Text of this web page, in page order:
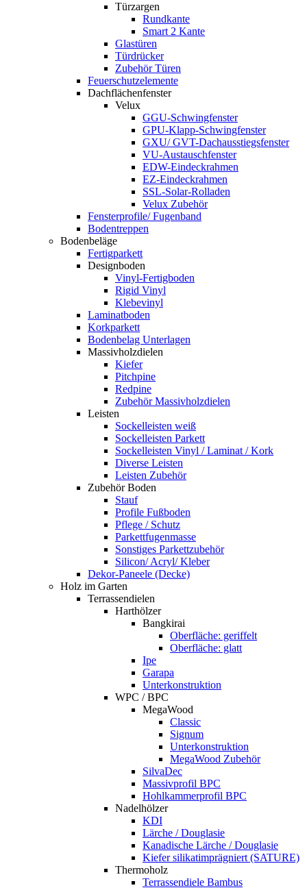
Türzargen
Rundkante
Smart 2 Kante
Glastüren
Türdrücker
Zubehör Türen
Feuerschutzelemente
Dachflächenfenster
Velux
GGU-Schwingfenster
GPU-Klapp-Schwingfenster
GXU/ GVT-Dachausstiegsfenster
VU-Austauschfenster
EDW-Eindeckrahmen
EZ-Eindeckrahmen
SSL-Solar-Rolladen
Velux Zubehör
Fensterprofile/ Fugenband
Bodentreppen
Bodenbeläge
Fertigparkett
Designboden
Vinyl-Fertigboden
Rigid Vinyl
Klebevinyl
Laminatboden
Korkparkett
Bodenbelag Unterlagen
Massivholzdielen
Kiefer
Pitchpine
Redpine
Zubehör Massivholzdielen
Leisten
Sockelleisten weiß
Sockelleisten Parkett
Sockelleisten Vinyl / Laminat / Kork
Diverse Leisten
Leisten Zubehör
Zubehör Boden
Stauf
Profile Fußboden
Pflege / Schutz
Parkettfugenmasse
Sonstiges Parkettzubehör
Silicon/ Acryl/ Kleber
Dekor-Paneele (Decke)
Holz im Garten
Terrassendielen
Harthölzer
Bangkirai
Oberfläche: geriffelt
Oberfläche: glatt
Ipe
Garapa
Unterkonstruktion
WPC / BPC
MegaWood
Classic
Signum
Unterkonstruktion
MegaWood Zubehör
SilvaDec
Massivprofil BPC
Hohlkammerprofil BPC
Nadelhölzer
KDI
Lärche / Douglasie
Kanadische Lärche / Douglasie
Kiefer silikatimprägniert (SATURE)
Thermoholz
Terrassendiele Bambus